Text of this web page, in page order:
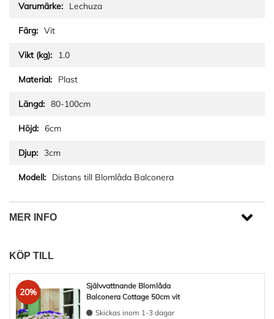
Lechuza
Vit
1.0
Plast
80-100cm
6cm
3cm
Distans till Blomlåda Balconera
MER INFO
KÖP TILL
20%
Självvattnande Blomlåda
Balconera Cottage 50cm vit
Skickas inom 1-3 dagar